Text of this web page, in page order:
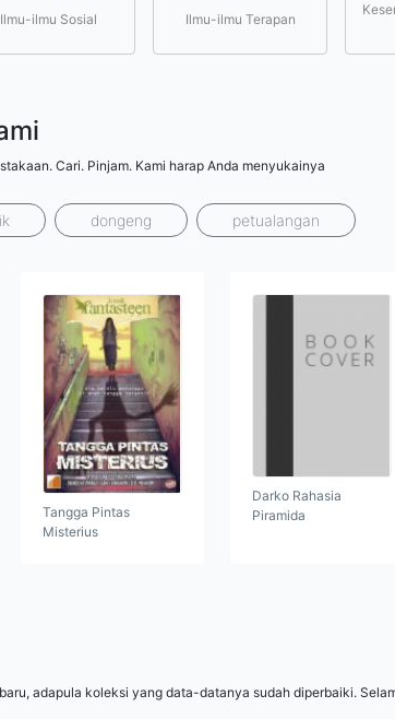
Ilmu-ilmu Sosial Ilmu-ilmu Terapan
Cari. Pinjam. Kami harap Anda menyukainya
dongeng petualangan
Tangga Pintas
Misterius
Darko Rahasia
Piramida
adapula koleksi yang data-datanya sudah diperbaiki.